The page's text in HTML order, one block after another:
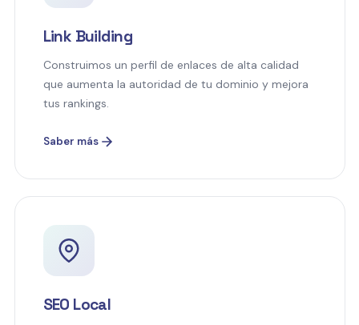
Link Building
Construimos un perfil de enlaces de alta calidad
que aumenta la autoridad de tu dominio y mejora
tus rankings.
Saber más
SEO Local